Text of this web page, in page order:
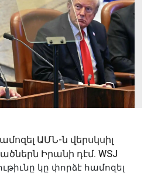
ԱՄՆ-ն վերսկսիլ
Իրանի դէմ. WSJ
կը փորձէ համոզել